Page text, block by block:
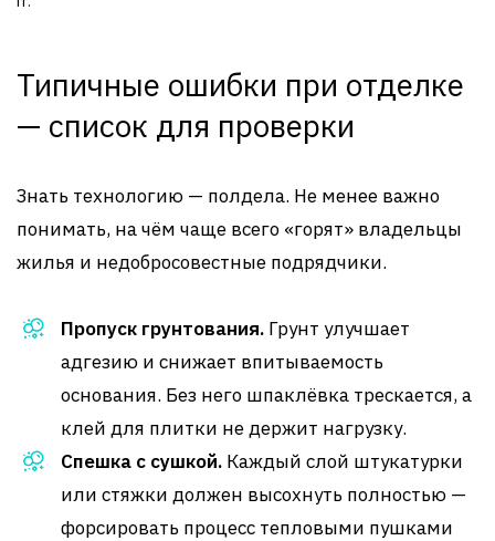
Типичные ошибки при отделке
— список для проверки
Знать технологию — полдела. Не менее важно
понимать, на чём чаще всего «горят» владельцы
жилья и недобросовестные подрядчики.
Пропуск грунтования. Грунт улучшает
адгезию и снижает впитываемость
основания. Без него шпаклёвка трескается, а
клей для плитки не держит нагрузку.
Спешка с сушкой. Каждый слой штукатурки
или стяжки должен высохнуть полностью —
форсировать процесс тепловыми пушками